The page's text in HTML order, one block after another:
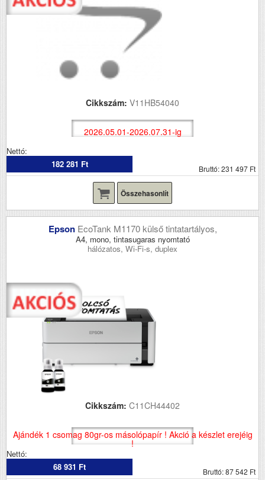
Cikkszám: V11HB54040
2026.05.01-2026.07.31-ig
Nettó:
182 281 Ft
Bruttó: 231 497 Ft
Összehasonlít
Epson EcoTank M1170 külső tintatartályos,
A4, mono, tintasugaras nyomtató
hálózatos, Wi-Fi-s, duplex
Cikkszám: C11CH44402
Ajándék 1 csomag 80gr-os másolópapír ! Akció a készlet erejéig
!
Nettó:
68 931 Ft
Bruttó: 87 542 Ft